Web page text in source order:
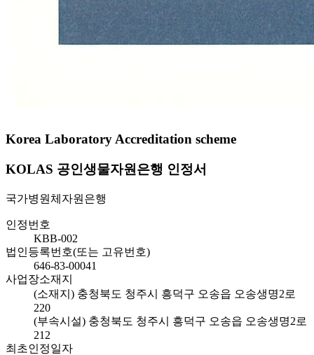
Korea Laboratory Accreditation scheme
KOLAS 공인생물자원은행 인정서
국가병원체자원은행
인정번호
KBB-002
법인등록번호(또는 고유번호)
646-83-00041
사업장소재지
(소재지) 충청북도 청주시 흥덕구 오송읍 오송생명2로
220
(부속시설) 충청북도 청주시 흥덕구 오송읍 오송생명2로
212
최초인정일자